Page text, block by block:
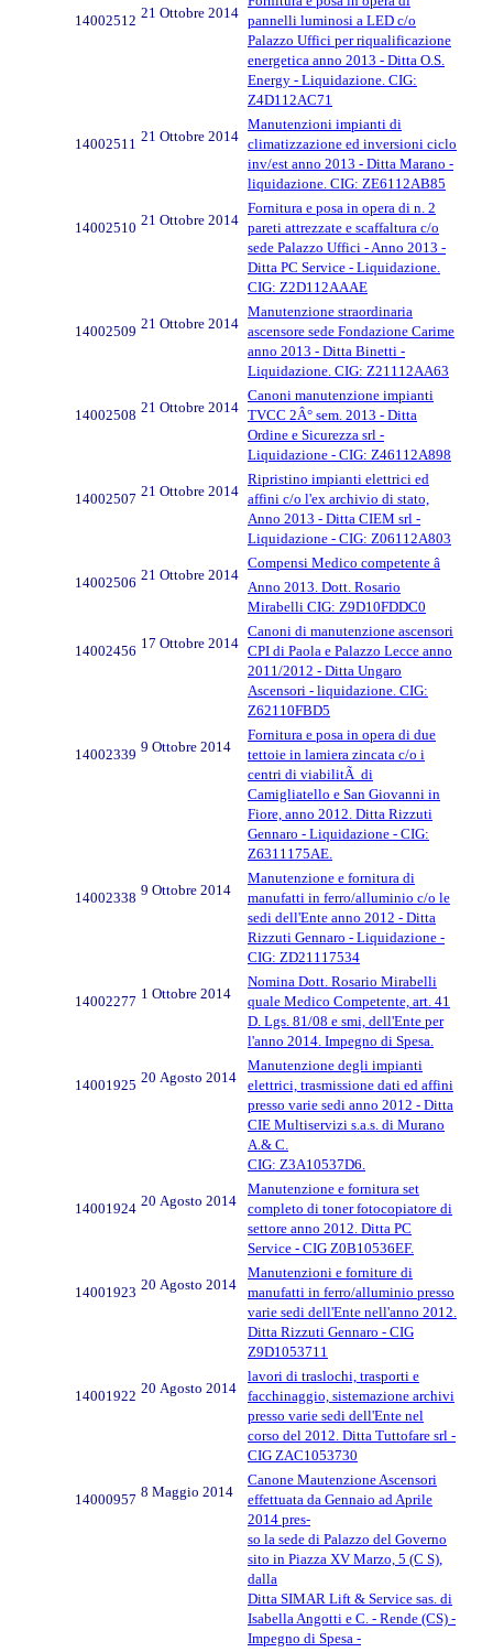
14002512 21 Ottobre 2014 pannelli luminosi a LED c/o
Palazzo Uffici per riqualificazione
energetica anno 2013 - Ditta O.S.
Energy - Liquidazione. CIG:
Z4D112AC71
14002511 21 Ottobre 2014
Manutenzioni impianti di
climatizzazione ed inversioni ciclo
inv/est anno 2013 - Ditta Marano -
liquidazione. CIG: ZE6112AB85
14002510 21 Ottobre 2014
Fornitura e posa in opera di n. 2
pareti attrezzate e scaffaltura c/o
sede Palazzo Uffici - Anno 2013 -
Ditta PC Service - Liquidazione.
CIG: Z2D112AAAE
14002509 21 Ottobre 2014
Manutenzione straordinaria
ascensore sede Fondazione Carime
anno 2013 - Ditta Binetti -
Liquidazione. CIG: Z21112AA63
14002508 21 Ottobre 2014
Canoni manutenzione impianti
TVCC 2Â° sem. 2013 - Ditta
Ordine e Sicurezza srl -
Liquidazione - CIG: Z46112A898
14002507 21 Ottobre 2014
Ripristino impianti elettrici ed
affini c/o l'ex archivio di stato,
Anno 2013 - Ditta CIEM srl -
Liquidazione - CIG: Z06112A803
14002506 21 Ottobre 2014
Compensi Medico competente â
Anno 2013. Dott. Rosario
Mirabelli CIG: Z9D10FDDC0
14002456 17 Ottobre 2014
Canoni di manutenzione ascensori
CPI di Paola e Palazzo Lecce anno
2011/2012 - Ditta Ungaro
Ascensori - liquidazione. CIG:
Z62110FBD5
14002339 9 Ottobre 2014
Fornitura e posa in opera di due
tettoie in lamiera zincata c/o i
centri di viabilitÃ di
Camigliatello e San Giovanni in
Fiore, anno 2012. Ditta Rizzuti
Gennaro - Liquidazione - CIG:
Z6311175AE.
14002338 9 Ottobre 2014
Manutenzione e fornitura di
manufatti in ferro/alluminio c/o le
sedi dell'Ente anno 2012 - Ditta
Rizzuti Gennaro - Liquidazione -
CIG: ZD21117534
14002277 1 Ottobre 2014
Nomina Dott. Rosario Mirabelli
quale Medico Competente, art. 41
D. Lgs. 81/08 e smi, dell'Ente per
l'anno 2014. Impegno di Spesa.
14001925 20 Agosto 2014
Manutenzione degli impianti
elettrici, trasmissione dati ed affini
presso varie sedi anno 2012 - Ditta
CIE Multiservizi s.a.s. di Murano
A.& C.
CIG: Z3A10537D6.
14001924 20 Agosto 2014
Manutenzione e fornitura set
completo di toner fotocopiatore di
settore anno 2012. Ditta PC
Service - CIG Z0B10536EF.
14001923 20 Agosto 2014
Manutenzioni e forniture di
manufatti in ferro/alluminio presso
varie sedi dell'Ente nell'anno 2012.
Ditta Rizzuti Gennaro - CIG
Z9D1053711
14001922 20 Agosto 2014
lavori di traslochi, trasporti e
facchinaggio, sistemazione archivi
presso varie sedi dell'Ente nel
corso del 2012. Ditta Tuttofare srl -
CIG ZAC1053730
14000957 8 Maggio 2014
Canone Mautenzione Ascensori
effettuata da Gennaio ad Aprile
2014 pres-
so la sede di Palazzo del Governo
sito in Piazza XV Marzo, 5 (C S),
dalla
Ditta SIMAR Lift & Service sas. di
Isabella Angotti e C. - Rende (CS) -
Impegno di Spesa -